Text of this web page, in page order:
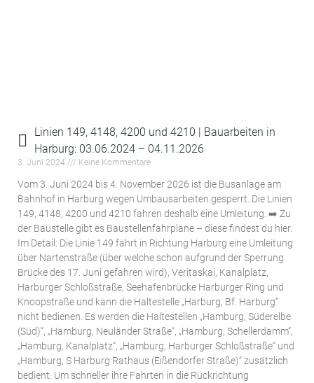
Linien 149, 4148, 4200 und 4210 | Bauarbeiten in
Harburg: 03.06.2024 – 04.11.2026
3. Juni 2024 Keine Kommentare
Vom 3. Juni 2024 bis 4. November 2026 ist die Busanlage am
Bahnhof in Harburg wegen Umbausarbeiten gesperrt. Die Linien
149, 4148, 4200 und 4210 fahren deshalb eine Umleitung. ➡️ Zu
der Baustelle gibt es Baustellenfahrpläne – diese findest du hier.
Im Detail: Die Linie 149 fährt in Richtung Harburg eine Umleitung
über Nartenstraße (über welche schon aufgrund der Sperrung
Brücke des 17. Juni gefahren wird), Veritaskai, Kanalplatz,
Harburger Schloßstraße, Seehafenbrücke Harburger Ring und
Knoopstraße und kann die Haltestelle „Harburg, Bf. Harburg“
nicht bedienen. Es werden die Haltestellen „Hamburg, Süderelbe
(Süd)“, „Hamburg, Neuländer Straße“, „Hamburg, Schellerdamm“,
„Hamburg, Kanalplatz“, „Hamburg, Harburger Schloßstraße“ und
„Hamburg, S Harburg Rathaus (Eißendorfer Straße)“ zusätzlich
bedient. Um schneller ihre Fahrten in die Rückrichtung